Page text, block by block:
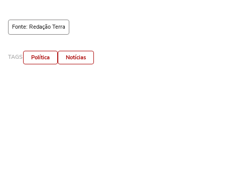
Fonte: Redação Terra
TAGS Política Notícias